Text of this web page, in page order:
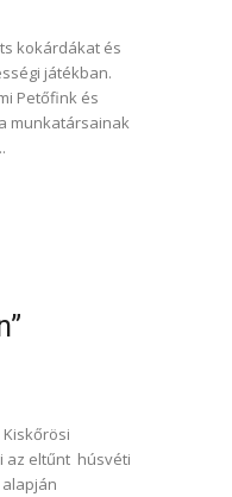
kokárdákat és
játékban.
Petőfink és
munkatársainak
az eltűnt húsvéti